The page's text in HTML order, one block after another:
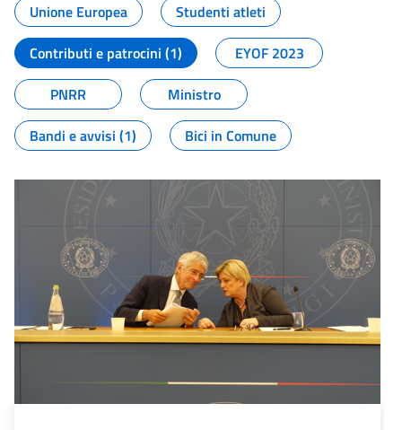
Unione Europea
Studenti atleti
Contributi e patrocini (1)
EYOF 2023
PNRR
Ministro
Bandi e avvisi (1)
Bici in Comune